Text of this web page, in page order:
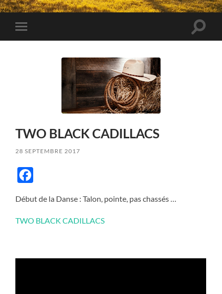
Country
Toggle
mobile
Toggle
TWO BLACK CADILLACS
28 SEPTEMBRE 2017
Début de la Danse : Talon, pointe, pas chassés …
TWO BLACK CADILLACS